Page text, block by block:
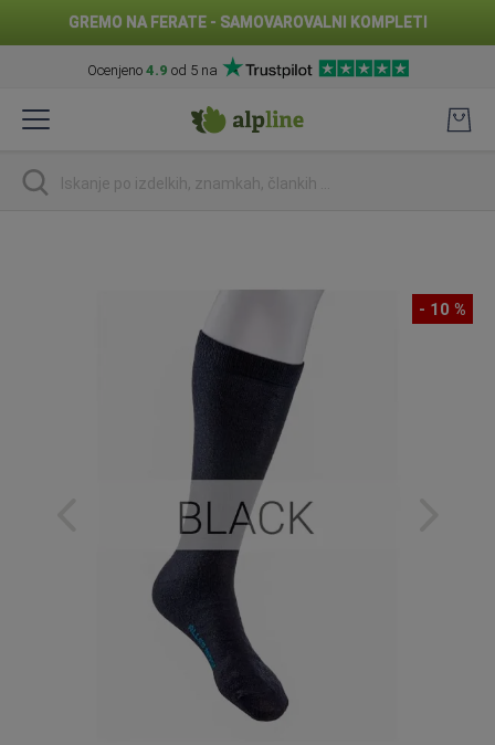
GREMO NA FERATE - SAMOVAROVALNI KOMPLETI
Ocenjeno 4.9 od 5 na
na
Iskanje
- 10 %